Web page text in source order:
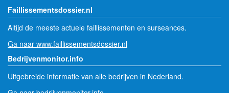
Faillissementsdossier.nl
Altijd de meeste actuele faillissementen en surseances.
Ga naar www.faillissementsdossier.nl
Bedrijvenmonitor.info
Uitgebreide informatie van alle bedrijven in Nederland.